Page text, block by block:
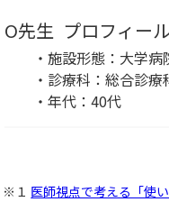
O先生 プロフィー
・施設形態：大学病
・診療科：総合診療
・年代：40代
※１ 医師視点で考える「使